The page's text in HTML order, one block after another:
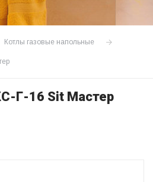
Котлы газовые напольные
Г-16 Sit Мастер